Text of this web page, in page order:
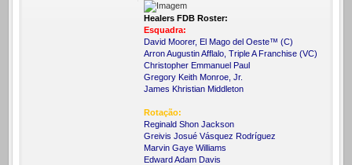
Healers FDB Roster:
Esquadra:
David Moorer, El Mago del Oeste™ (C)
Arron Augustin Afflalo, Triple A Franchise (VC)
Christopher Emmanuel Paul
Gregory Keith Monroe, Jr.
James Khristian Middleton
Rotação:
Reginald Shon Jackson
Greivis Josué Vásquez Rodríguez
Marvin Gaye Williams
Edward Adam Davis